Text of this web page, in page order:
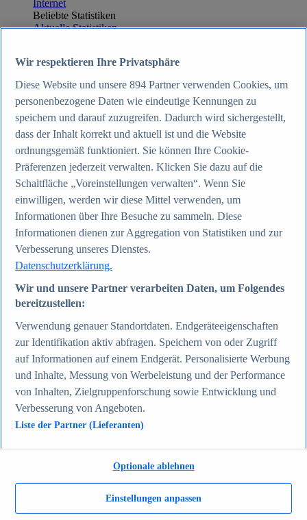
Internet
Beliebte Statistiken
Aktuelle Statistiken
2025
2025
Instagram - Nutzung nach Alter und Geschlecht in
Deutschland 2025
Podcasts - Nutzung 2016-2025
Internet
Themen
Weitere Themen
Social Media - Daten & Fakten
TikTok - Daten & Fakten
Top Report
Gesellschaft
Beliebte Statistiken
Aktuelle Statistiken
Bevölkerung Deutschlands nach relevanten
Altersgruppen 2024
Die reichsten Menschen der Welt 2026
Empfänger von Arbeitslosengeld II / Sozialgeld /
Bürgergeld in Deutschland 2005-2025
Ausländer in Deutschland nach Nationalität 2025
Demografie: Altersstruktur in Deutschland 2024
Gesellschaft
Themen
Weitere Themen
Wir respektieren Ihre Privatsphäre
Diese Website und unsere 894 Partner verwenden Cookies, um
personenbezogene Daten wie eindeutige Kennungen zu
speichern und darauf zuzugreifen. Dadurch wird sichergestellt,
dass der Inhalt korrekt und aktuell ist und die Website
ordnungsgemäß funktioniert. Sie können Ihre Cookie-
Präferenzen jederzeit verwalten. Klicken Sie dazu auf die
Schaltfläche „Voreinstellungen verwalten“. Wenn Sie
einwilligen, werden wir diese Mittel verwenden, um
Informationen über Ihre Besuche zu sammeln. Diese
Informationen dienen zur Aggregation von Statistiken und zur
Verbesserung unseres Dienstes.
Datenschutzerklärung.
Wir und unsere Partner verarbeiten Daten, um Folgendes
bereitzustellen:
Verwendung genauer Standortdaten. Endgeräteeigenschaften
zur Identifikation aktiv abfragen. Speichern von oder Zugriff
auf Informationen auf einem Endgerät. Personalisierte Werbung
und Inhalte, Messung von Werbeleistung und der Performance
von Inhalten, Zielgruppenforschung sowie Entwicklung und
Verbesserung von Angeboten.
Liste der Partner (Lieferanten)
Einstellungen anpassen
Optionale ablehnen